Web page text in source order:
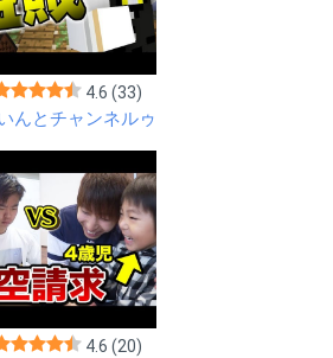
4.6 (33)
んとチャンネルゥ
4.6 (20)